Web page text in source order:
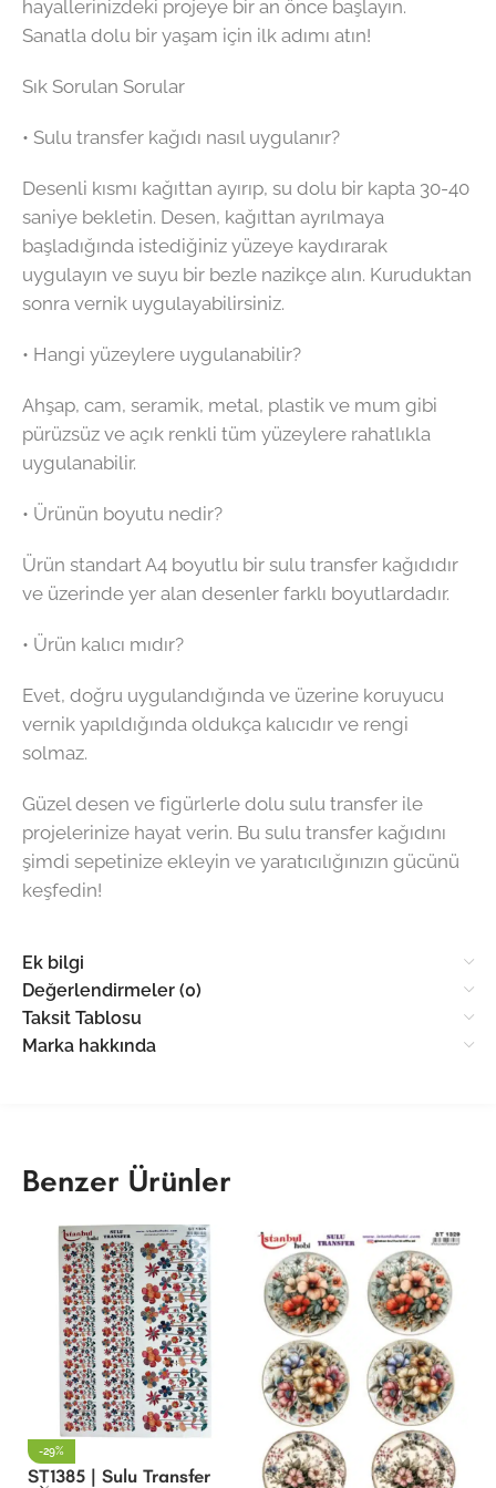
hayallerinizdeki projeye bir an önce başlayın.
Sanatla dolu bir yaşam için ilk adımı atın!
Sık Sorulan Sorular
• Sulu transfer kağıdı nasıl uygulanır?
Desenli kısmı kağıttan ayırıp, su dolu bir kapta 30-40
saniye bekletin. Desen, kağıttan ayrılmaya
başladığında istediğiniz yüzeye kaydırarak
uygulayın ve suyu bir bezle nazikçe alın. Kuruduktan
sonra vernik uygulayabilirsiniz.
• Hangi yüzeylere uygulanabilir?
Ahşap, cam, seramik, metal, plastik ve mum gibi
pürüzsüz ve açık renkli tüm yüzeylere rahatlıkla
uygulanabilir.
• Ürünün boyutu nedir?
Ürün standart A4 boyutlu bir sulu transfer kağıdıdır
ve üzerinde yer alan desenler farklı boyutlardadır.
• Ürün kalıcı mıdır?
Evet, doğru uygulandığında ve üzerine koruyucu
vernik yapıldığında oldukça kalıcıdır ve rengi
solmaz.
Güzel desen ve figürlerle dolu sulu transfer ile
projelerinize hayat verin. Bu sulu transfer kağıdını
şimdi sepetinize ekleyin ve yaratıcılığınızın gücünü
keşfedin!
Ek bilgi
Değerlendirmeler (0)
Taksit Tablosu
Marka hakkında
Benzer Ürünler
-29%
ST1385 | Sulu Transfer